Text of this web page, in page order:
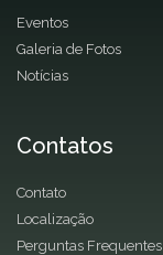
Eventos
Galeria de Fotos
Notícias
Contatos
Contato
Localização
Perguntas Frequentes